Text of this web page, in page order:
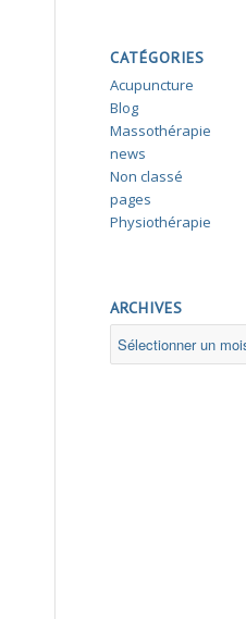
CATÉGORIES
Acupuncture
Blog
Massothérapie
news
Non classé
pages
Physiothérapie
ARCHIVES